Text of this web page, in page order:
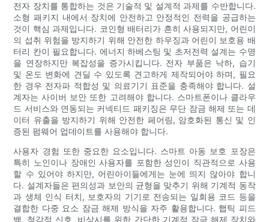
전자 장치를 통합하는 것은 기술적 및 설계적 과제를 수반합니다.
소형 패키지 내에서 장치에 안전하고 안정적인 전력을 공급하는
것이 핵심 과제입니다. 코인형 배터리가 흔히 사용되지만, 어린이
의 섭취 위험을 방지하기 위해 안전한 하우징과 어린이 보호용 배
터리 칸이 필요합니다. 에너지 하베스팅 및 초저전력 설계는 수명
을 연장하지만 복잡성을 증가시킵니다. 전자 부품은 낙하, 습기
및 온도 변화에 견딜 수 있도록 견고하게 제작되어야 하며, 필요
한 경우 전자파 적합성 및 의료기기 표준을 충족해야 합니다. 설
계자는 사이버 보안 또한 고려해야 합니다. 스마트폰이나 클라우
드 서비스와 연동되는 커넥티드 패키징은 무단 잠금 해제 또는 데
이터 유출을 방지하기 위해 안전한 페어링, 암호화된 통신 및 인
증된 펌웨어 업데이트를 사용해야 합니다.
사용자 경험 또한 중요한 요소입니다. 스마트 아동 보호 포장은
특히 노인이나 장애인 사용자를 포함한 성인이 직관적으로 사용
할 수 있어야 하지만, 어린아이들에게는 눈에 띄지 않아야 합니
다. 설계자들은 편의성과 보안의 균형을 맞추기 위해 기계적 동작
과 생체 인식 터치, 보호자의 기기로 전송되는 일회용 코드 등을
결합한 다중 요소 잠금 해제 방식을 자주 활용합니다. 햅틱 피드
백, 청각적 신호, 비상시를 위한 간단한 기계적 잠금 해제 장치와